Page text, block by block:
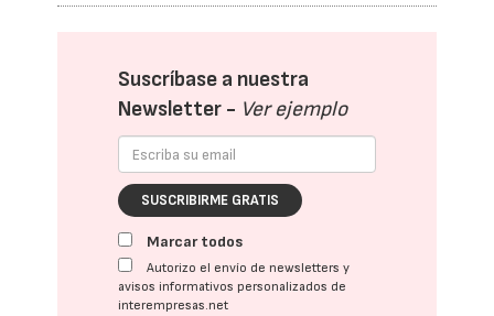
Suscríbase a nuestra
Newsletter - Ver ejemplo
SUSCRIBIRME GRATIS
Marcar todos
Autorizo el envío de newsletters y
avisos informativos personalizados de
interempresas.net